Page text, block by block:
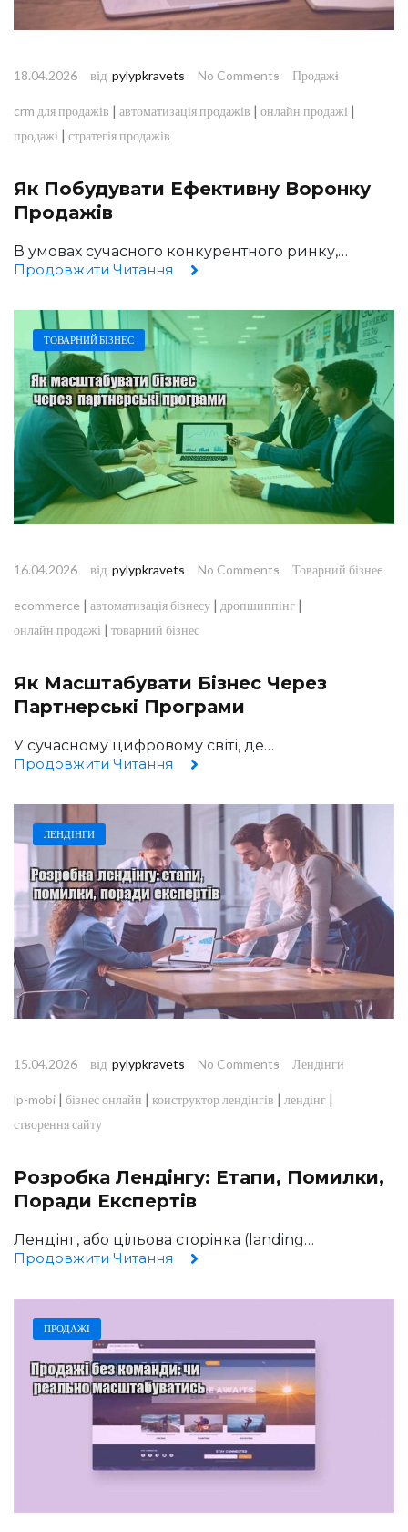
18.04.2026 від pylypkravets No Comments Продажі
crm для продажів | автоматизація продажів | онлайн продажі |
продажі | стратегія продажів
Як Побудувати Ефективну Воронку
Продажів
В умовах сучасного конкурентного ринку,…
Продовжити Читання
ТОВАРНИЙ БІЗНЕС
16.04.2026 від pylypkravets No Comments Товарний бізнес
ecommerce | автоматизація бізнесу | дропшиппінг |
онлайн продажі | товарний бізнес
Як Масштабувати Бізнес Через
Партнерські Програми
У сучасному цифровому світі, де…
Продовжити Читання
ЛЕНДІНГИ
15.04.2026 від pylypkravets No Comments Лендінги
lp-mobi | бізнес онлайн | конструктор лендінгів | лендінг |
створення сайту
Розробка Лендінгу: Етапи, Помилки,
Поради Експертів
Лендінг, або цільова сторінка (landing…
Продовжити Читання
ПРОДАЖІ